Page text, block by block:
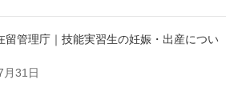
常生活や普段取り組んでいる地域活動
た方のことも考えて行動できるようにな
きなく、どなたでも開催していただくこ
や社会福祉協議会、民間企業、教育機
教育施設、NPO法人等において、地域住
留管理庁｜技能実習生の妊娠・出産につい
月31日